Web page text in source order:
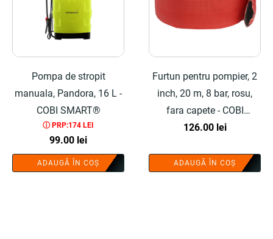
Pompa de stropit
manuala, Pandora, 16 L -
COBI SMART®
ⓘ PRP:174 LEI
99.00 lei
ADAUGĂ ÎN COȘ
Furtun pentru pompier, 2
inch, 20 m, 8 bar, rosu,
fara capete - COBI
SMART®
126.00 lei
ADAUGĂ ÎN COȘ